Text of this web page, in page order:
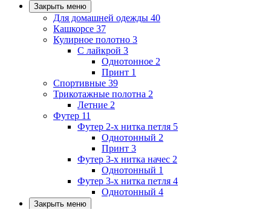
Закрыть меню
Для домашней одежды 40
Кашкорсе 37
Кулирное полотно 3
С лайкрой 3
Однотонное 2
Принт 1
Спортивные 39
Трикотажные полотна 2
Летние 2
Футер 11
Футер 2-х нитка петля 5
Однотонный 2
Принт 3
Футер 3-х нитка начес 2
Однотонный 1
Футер 3-х нитка петля 4
Однотонный 4
Закрыть меню